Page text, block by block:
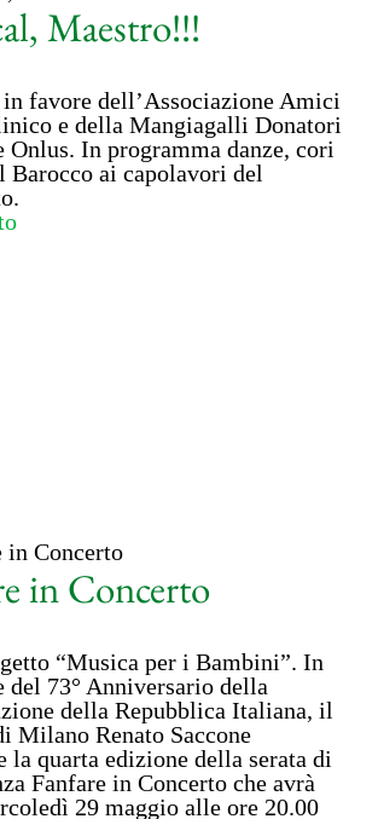
Maestro!!!
favore dell’Associazione Amici
e della Mangiagalli Donatori
Onlus. In programma danze, cori
Barocco ai capolavori del
in Concerto
“Musica per i Bambini”. In
del 73° Anniversario della
della Repubblica Italiana, il
Milano Renato Saccone
la quarta edizione della serata di
Fanfare in Concerto che avrà
29 maggio alle ore 20.00